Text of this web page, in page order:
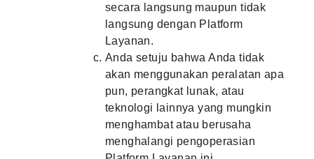
secara langsung maupun tidak
langsung dengan Platform
Layanan.
Anda setuju bahwa Anda tidak
akan menggunakan peralatan apa
pun, perangkat lunak, atau
teknologi lainnya yang mungkin
menghambat atau berusaha
menghalangi pengoperasian